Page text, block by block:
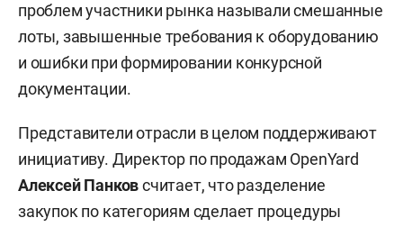
проблем участники рынка называли смешанные
лоты, завышенные требования к оборудованию
и ошибки при формировании конкурсной
документации.
Представители отрасли в целом поддерживают
инициативу. Директор по продажам OpenYard
Алексей Панковсчитает, что разделение
закупок по категориям сделает процедуры